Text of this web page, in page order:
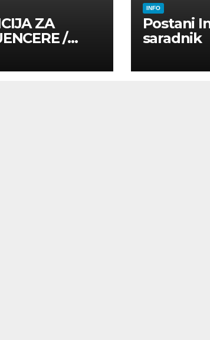
ZA
/
OSOBE
INFO
Postani
saradnik